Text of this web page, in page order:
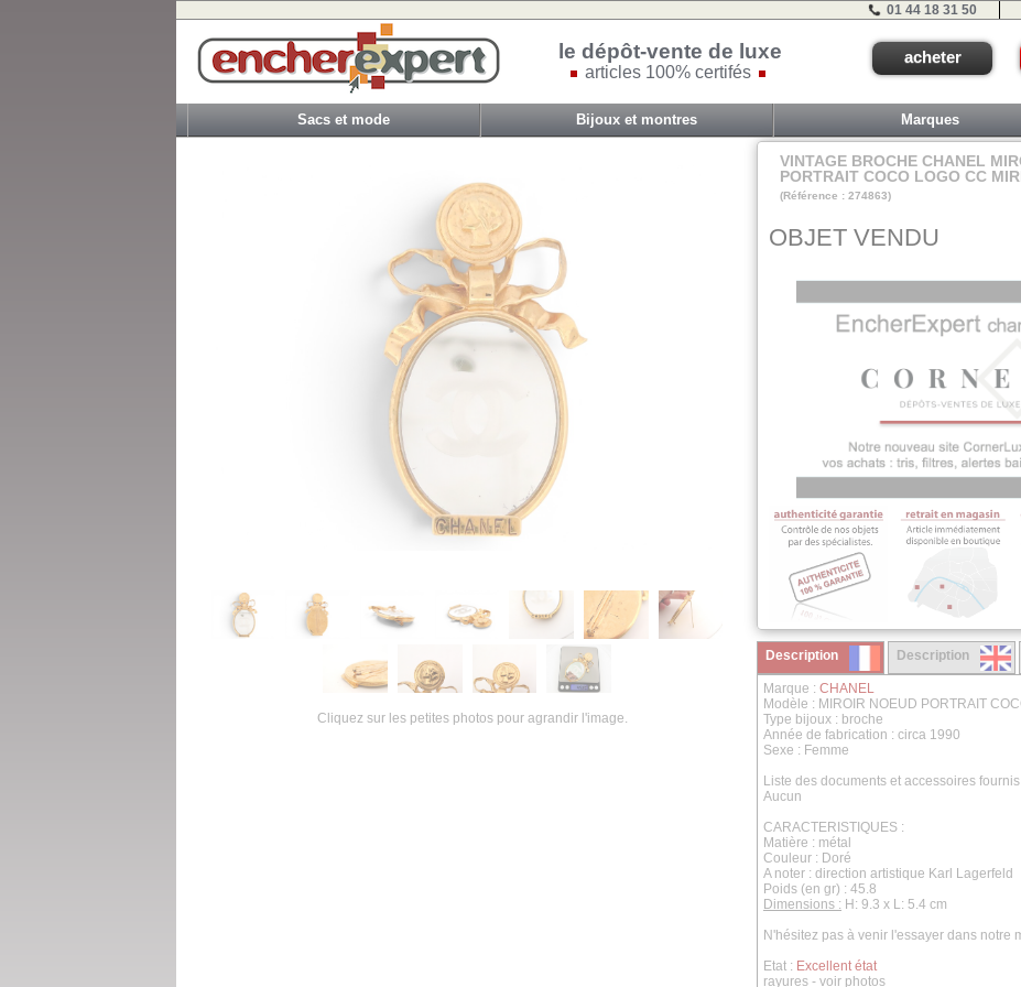
01 44 18 31 50
le dépôt-vente de luxe
articles 100% certifés
acheter
Sacs et mode Bijoux et montres Marques
Cliquez sur les petites photos pour agrandir l'image.
VINTAGE BROCHE CHANEL
PORTRAIT COCO LOGO CC
(Référence : 274863)
OBJET VENDU
Description Description
Marque : CHANEL
Modèle : MIROIR NOEUD PORTRAIT
Type bijoux : broche
Année de fabrication : circa 1990
Sexe : Femme
Liste des documents et accessoires fournis
Aucun
CARACTERISTIQUES :
Matière : métal
Couleur : Doré
A noter : direction artistique Karl Lagerfeld
Poids (en gr) : 45.8
Dimensions : H: 9.3 x L: 5.4 cm
N'hésitez pas à venir l'essayer dans notre
Etat : Excellent état
rayures - voir photos